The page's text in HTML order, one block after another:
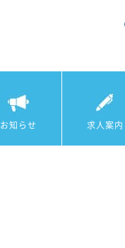
お知らせ 求人案内